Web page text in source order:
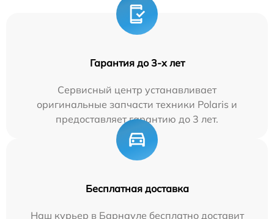
Гарантия до 3-х лет
Сервисный центр устанавливает
оригинальные запчасти техники Polaris и
предоставляет гарантию до 3 лет.
Бесплатная доставка
Наш курьер в Барнауле бесплатно доставит